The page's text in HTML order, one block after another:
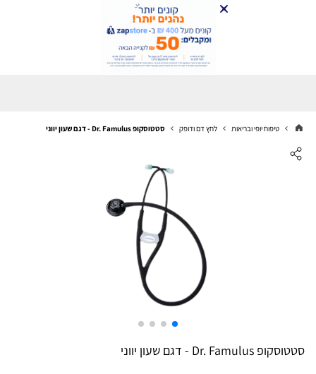
טיפוח יופי ובריאות לחץ דם ודופק סטטוסקופ Dr. Famulus - דגם שעון יווני
סטטוסקופ Dr. Famulus - דגם שעון יווני